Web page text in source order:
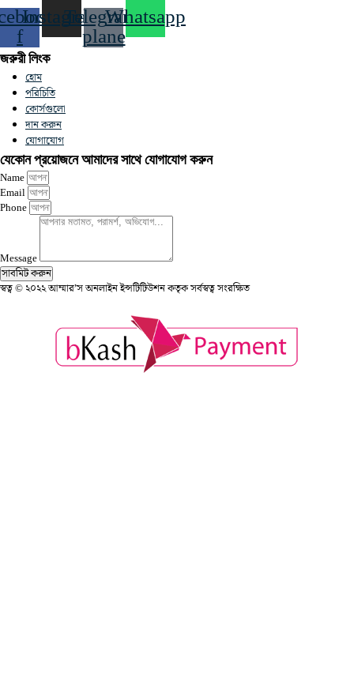
f
InstagramTelegram-
plane
Whatsapp
জরুরী লিংক
হোম
পরিচিতি
কোর্সগুলো
দান করুন
যোগাযোগ
যেকোন প্রয়োজনে আমাদের সাথে যোগাযোগ করুন
Name
Email
Phone
Message
সাবমিট করুন
স্বত্ব © ২০২২ আম্মার’স অনলাইন ইন্সটিটিউশন কতৃক সর্বস্বত্ব সংরক্ষিত